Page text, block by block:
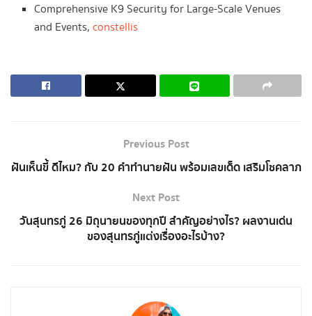
Comprehensive K9 Security for Large-Scale Venues
and Events,constellis
Previous Post
ฝันเห็นขี้ ดีไหม? กับ 20 คำทำนายฝัน พร้อมเลขเด็ด เสริมโชคลาภ
Next Post
วันสุนทรภู่ 26 มิถุนายนของทุกปี สำคัญอย่างไร? ผลงานเด่น
ของสุนทรภู่แต่งเรื่องอะไรบ้าง?